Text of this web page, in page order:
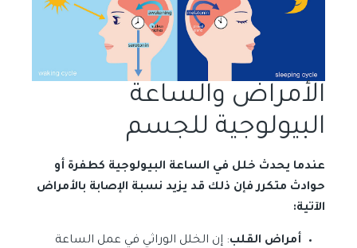
الأمراض والساعة
البيولوجية للجسم
عندما يحدث خلل في الساعة البيولوجية كطفرة أو
حوادث متكرر فإن ذلك قد يزيد نسبة الإصابة بالأمراض
الآتية:
أمراض القلب: إن الخلل الوراثي في عمل الساعة